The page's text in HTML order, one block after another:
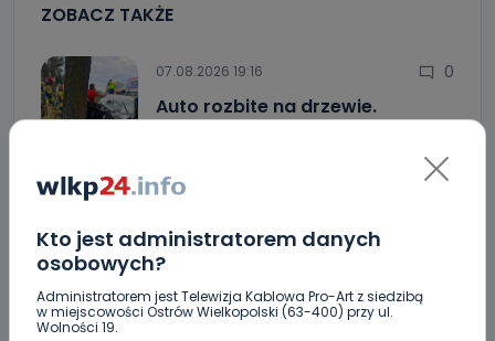
Kto jest administratorem danych
osobowych?
Administratorem jest Telewizja Kablowa Pro-Art z siedzibą
w miejscowości Ostrów Wielkopolski (63-400) przy ul.
Wolności 19.
ZOBACZ TAKŻE
07.08.2026 19:16 0
Auto rozbite na drzewie.
07.08.2026 18:41
Nastolatek w szpitalu po
zderzeniu…
07.08.2026 18:08